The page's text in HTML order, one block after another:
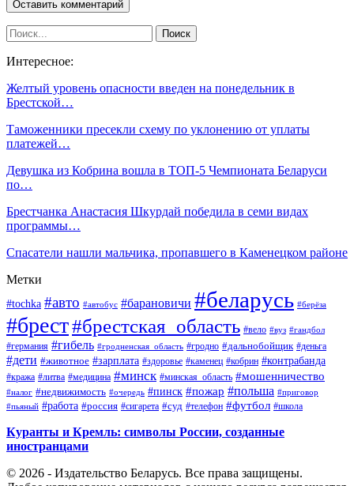
Интересное:
Желтый уровень опасности введен на понедельник в
Брестской…
Таможенники пресекли схему по уклонению от уплаты
платежей…
Девушка из Кобрина вошла в ТОП-5 Чемпионата Беларуси
по…
Брестчанка Анастасия Шкурдай победила в семи видах
программы…
Спасатели нашли мальчика, пропавшего в Каменецком районе
Метки
#tochka #авто #автобус #барановичи #беларусь #берёза
#брест#брестская_область #вело #вуз #гандбол
#германия #гибель #гродненская_область #гродно #дальнобойщик #деньга
#дети #животное #зарплата #здоровье #каменец #кобрин #контрабанда
#кража #литва #медицина #минск #минская_область #мошенничество
#налог #недвижимость #очередь #пинск #пожар #польша #приговор
#пьяный #работа #россия #сигарета #суд #телефон #футбол #школа
Куранты и Кремль: символы России, созданные
иностранцами
© 2026 - Издательство Беларусь. Все права защищены.